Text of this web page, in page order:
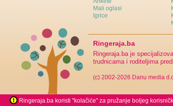
Ringeraja.ba koristi "kolačiće" za pružanje boljeg
Mali oglasi
Igrice
Ringeraja.ba
Ringeraja.ba je
trudnicama i roditeljima
(c) 2002-2026 Danu media